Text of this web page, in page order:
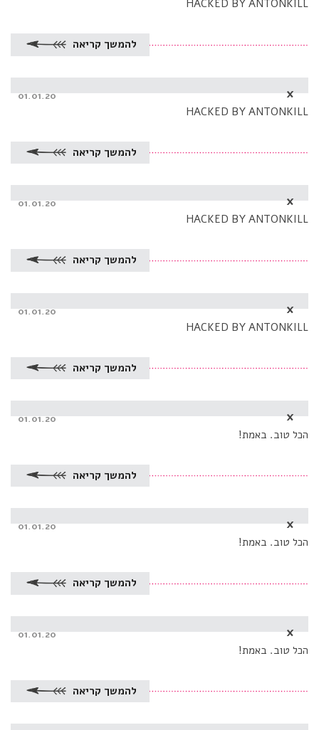
HACKED BY ANTONKILL
להמשך קריאה
x
Posted
01.01.20
HACKED BY ANTONKILL
להמשך קריאה
x
Posted
01.01.20
HACKED BY ANTONKILL
להמשך קריאה
x
Posted
01.01.20
HACKED BY ANTONKILL
להמשך קריאה
x
Posted
01.01.20
הכל טוב. באמת!
להמשך קריאה
x
Posted
01.01.20
הכל טוב. באמת!
להמשך קריאה
x
Posted
01.01.20
הכל טוב. באמת!
להמשך קריאה